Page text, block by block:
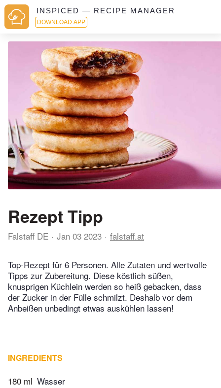
INSPICED — RECIPE MANAGER
DOWNLOAD APP
Rezept Tipp
Falstaff DE Jan 03 2023 falstaff.at
Top-Rezept für 6 Personen. Alle Zutaten und wertvolle
Tipps zur Zubereitung. Diese köstlich süßen,
knusprigen Küchlein werden so heiß gebacken, dass
der Zucker in der Fülle schmilzt. Deshalb vor dem
Anbeißen unbedingt etwas auskühlen lassen!
INGREDIENTS
180 ml Wasser